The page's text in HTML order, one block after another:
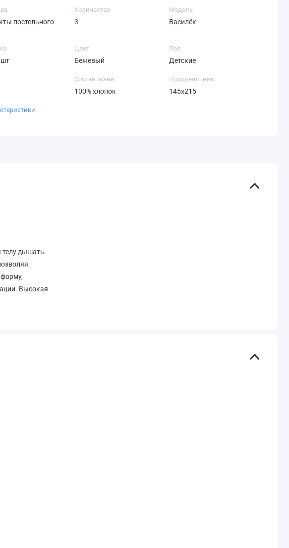
постельного
Количество
3
Модель
Василёк
шт
Цвет
Бежевый
Пол
Детские
Состав ткани
100% хлопок
Пододеяльник
145х215
телу дышать.
Высокая